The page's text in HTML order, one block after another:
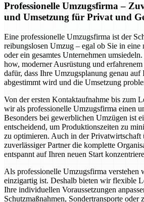
Professionelle Umzugsfirma –
und Umsetzung für Privat und
Eine professionelle Umzugsfirma ist der
reibungslosen Umzug – egal ob Sie in eine
oder ein gesamtes Unternehmen
how, moderner Ausrüstung und
dafür, dass Ihre Umzugsplanung genau auf
abgestimmt wird und die Umsetzung
Von der ersten Kontaktaufnahme bis zum
wir als professionelle Umzugsfirma einen
Besonders bei gewerblichen Umzügen ist
entscheidend, um Produktionszeiten zu
zu optimieren. Auch in der Privatwirtschaft
zuverlässiger Partner die komplette
entspannt auf Ihren neuen Start
Als professionelle Umzugsfirma verstehen
einzigartig ist. Deshalb bieten wir flexible
Ihre individuellen Voraussetzungen
Schutzmaßnahmen, Sondertransporte